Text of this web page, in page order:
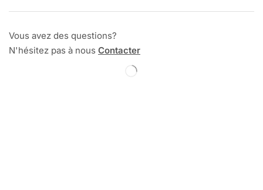
Vous avez des questions?
N'hésitez pas à nous Contacter